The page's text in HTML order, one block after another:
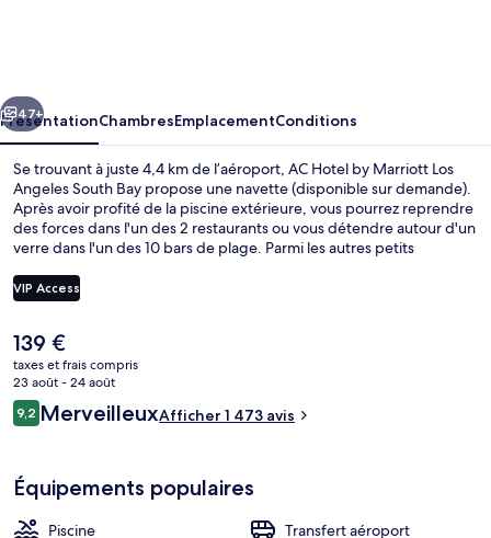
Los
Angeles
South
Bay
Suivant
47+
PrésentationChambresEmplacementConditions
Se trouvant à juste 4,4 km de l’aéroport, AC Hotel by Marriott Los
Angeles South Bay propose une navette (disponible sur demande).
Après avoir profité de la piscine extérieure, vous pourrez reprendre
des forces dans l'un des 2 restaurants ou vous détendre autour d'un
verre dans l'un des 10 bars de plage. Parmi les autres petits
terrasse sur le toit et une salle de fitness ouverte 24 h/24. Les autres
voyageurs ne tarissent pas d'éloges en ce qui concerne le personnel
proches. Station Mariposa se situe à seulement 6 min à pied.
VIP Access
Le
prix
actuel
est
de
139 €
taxes et frais compris
23 août - 24 août
Avis
voyageurs
9,29,2 sur 10
MerveilleuxAfficher 1 473 avis
Équipements populaires
Piscine
Transfert aéroport